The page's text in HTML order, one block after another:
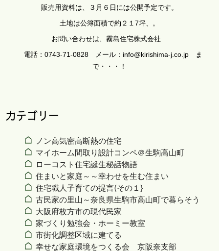
販売用資料は、３月６日には公開予定です。
土地は公簿面積で約 ２１7坪、
。
お問い合わせは、霧島住宅株式会社
電話：0743-71-0828 メール：info@kirishima-j.co.jp ま
で・・・！
カテゴリー
ノン高気密高断熱の住宅
マイホーム間取り設計コンペ＠生駒高山町
ローコスト住宅誕生秘話物語
住まいと家庭～～幸わせを生む住まい
住宅職人子育ての提言(その１}
古民家の里山～奈良県生駒市高山町で暮らそう
大阪府枚方市の現代民家
家づくり勉強会・ホーミー教室
市街化調整区域に建てる
幸せな家庭環境をつくる会 京阪奈支部